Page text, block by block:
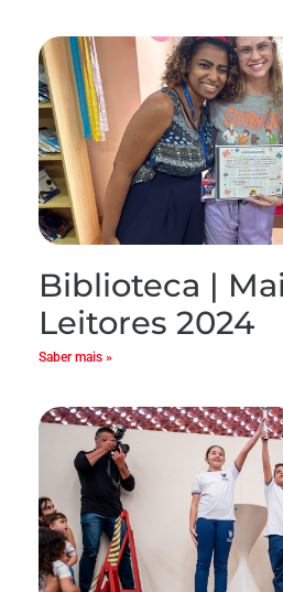
Biblioteca |
Leitores 2024
Saber mais »